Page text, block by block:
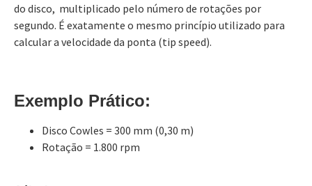
do disco, multiplicado pelo número de rotações por
segundo. É exatamente o mesmo princípio utilizado para
calcular a velocidade da ponta (tip speed).
Exemplo Prático:
Disco Cowles = 300 mm (0,30 m)
Rotação = 1.800 rpm